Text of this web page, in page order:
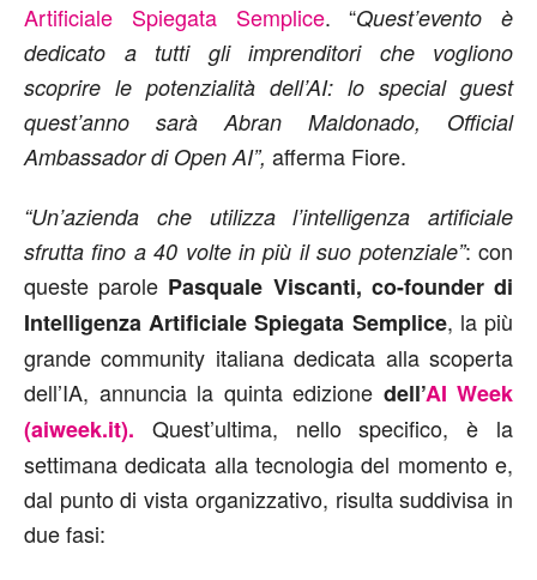
Artificiale Spiegata Semplice. “Quest’evento è
dedicato a tutti gli imprenditori che vogliono
scoprire le potenzialità dell’AI: lo special guest
quest’anno sarà Abran Maldonado, Official
Ambassador di Open AI”, afferma Fiore.
“Un’azienda che utilizza l’intelligenza artificiale
sfrutta fino a 40 volte in più il suo potenziale”: con
queste parole Pasquale Viscanti, co-founder di
Intelligenza Artificiale Spiegata Semplice, la più
grande community italiana dedicata alla scoperta
dell’IA, annuncia la quinta edizione dell’AI Week
(aiweek.it). Quest’ultima, nello specifico, è la
settimana dedicata alla tecnologia del momento e,
dal punto di vista organizzativo, risulta suddivisa in
due fasi: